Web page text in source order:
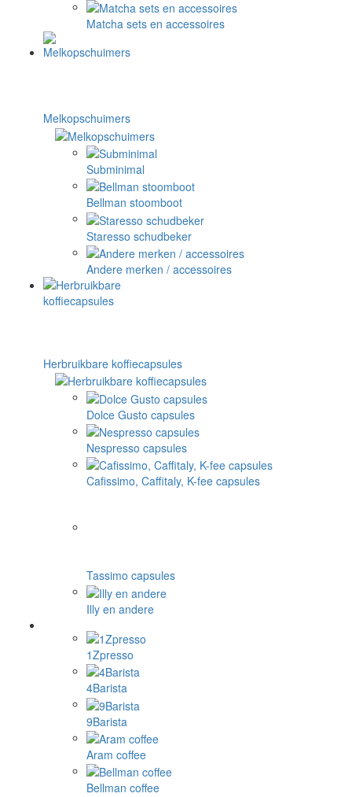
Matcha sets en accessoires
Melkopschuimers
Subminimal
Bellman stoomboot
Staresso schudbeker
Andere merken / accessoires
Herbruikbare koffiecapsules
Dolce Gusto capsules
Nespresso capsules
Cafissimo, Caffitaly, K-fee capsules
Tassimo capsules
Illy en andere
1Zpresso
4Barista
9Barista
Aram coffee
Bellman coffee